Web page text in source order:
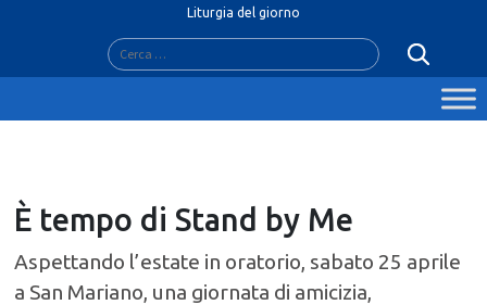
Liturgia del giorno
Ricerca
per:
È tempo di Stand by Me
Aspettando l’estate in oratorio, sabato 25 aprile
a San Mariano, una giornata di amicizia,